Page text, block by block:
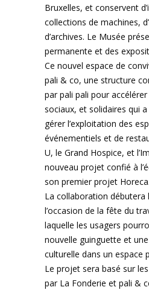
Bruxelles, et conservent
collections de machines,
d’archives. Le Musée
permanente et des
Ce nouvel espace de
pali & co, une structure
par pali pali pour
sociaux, et solidaires qui
gérer l’exploitation des
événementiels et de
U, le Grand Hospice, et
nouveau projet confié à
son premier projet Horeca.
La collaboration débutera
l’occasion de la fête du
laquelle les usagers
nouvelle guinguette et
culturelle dans un espace
Le projet sera basé sur
par La Fonderie et pali &